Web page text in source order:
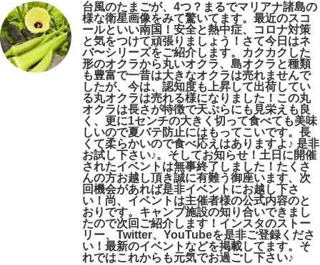
台風のたまごが、4つ？まるでマリアナ諸島の
様な衛星画像をみて驚いてます。最近のスコ
ールといい南国！安全と熱中症、コロナ対策
と気をつけて頑張りましょう！さて今日はネ
バ〜シリーズをご紹介します。カクカクした
形のオクラから丸いオクラ、島オクラと種類
も豊富で一昔は大きなオクラは売れませんで
したが、今は、認知度も上昇して出荷してい
る丸オクラは売れる様になりました！この丸
オクラは長さが特徴で天ぷらにも見栄えも良
く、更に1センチの大きく切って食べても美味
しいので夏バテ防止にはもってこいです。長
くて柔らかいので食べ応えはありますよ♪ 是非
お試し下さい♪。そしてお知らせ！土日に開催
されたイベントは無事終了しました！たくさ
んの方お越し頂き誠に有難う御座います、次
回機会があれば是非イベントにお越し下さ
い！尚、イベントは主催者様の公式内容のと
おりです。キャンプ️施設の知り合いできまし
たので次回ご紹介します！インスタのストー
リー、Twitter、YouTubeを是非ご登録くださ
い！最新のイベントなどを掲載してます。そ
れではこれからも元気でお過ごし下さい♪